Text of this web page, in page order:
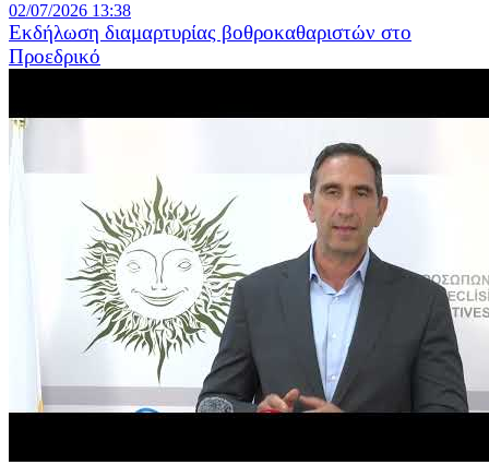
02/07/2026 13:38
Εκδήλωση διαμαρτυρίας βοθροκαθαριστών στο
Προεδρικό